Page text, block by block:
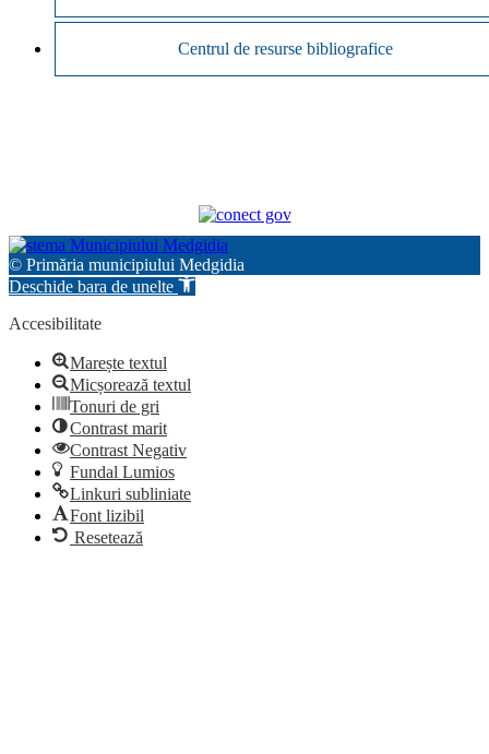
Centrul de resurse bibliografice
© Primăria municipiului Medgidia
Deschide bara de unelte
Accesibilitate
Marește textul
Micșorează textul
Tonuri de gri
Contrast marit
Contrast Negativ
Fundal Lumios
Linkuri subliniate
Font lizibil
Resetează